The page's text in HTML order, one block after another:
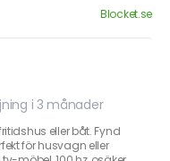
Blocket.se
i 3 månader
eller båt. Fynd
för husvagn eller